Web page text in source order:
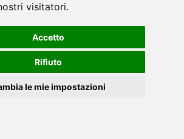
visitatori.
Accetto
Rifiuto
le mie impostazioni
StairMaster porta
umana con un
che produce risultati.
le persone si sono legate
leggi